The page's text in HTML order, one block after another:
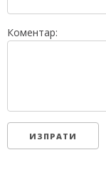
Коментар: